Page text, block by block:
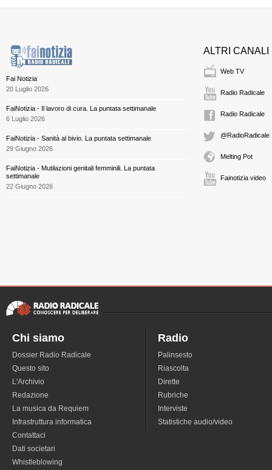
Fai Notizia
20 Luglio 2026
FaiNotizia - Il lavoro di cura. La puntata settimanale
6 Luglio 2026
FaiNotizia - Sanità al bivio. La puntata settimanale
29 Giugno 2026
FaiNotizia - Mutilazioni genitali femminili. La puntata
settimanale
22 Giugno 2026
ALTRI CANALI
Web TV
Radio Radicale
Radio Radicale
@RadioRadicale
Melting Pot
Fainotizia video
Chi siamo
Dossier Radio Radicale
Questo sito
L'Archivio
Redazione
La musica da Requiem
Infrastruttura informatica
Contattaci
Dati societari
Whistleblowing
Radio
Palinsesto
Riascolta
Dirette
Rubriche
Interviste
Statistiche audio/video